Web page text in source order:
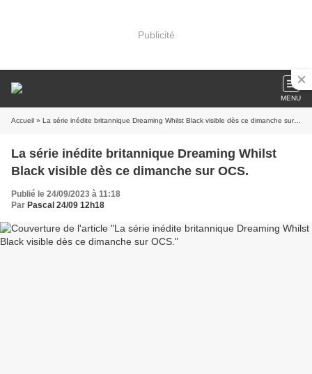
Publicité
MENU
Accueil » La série inédite britannique Dreaming Whilst Black visible dès ce dimanche sur OCS.
La série inédite britannique Dreaming Whilst
Black visible dès ce dimanche sur OCS.
Publié le 24/09/2023 à 11:18
Par Pascal 24/09 12h18